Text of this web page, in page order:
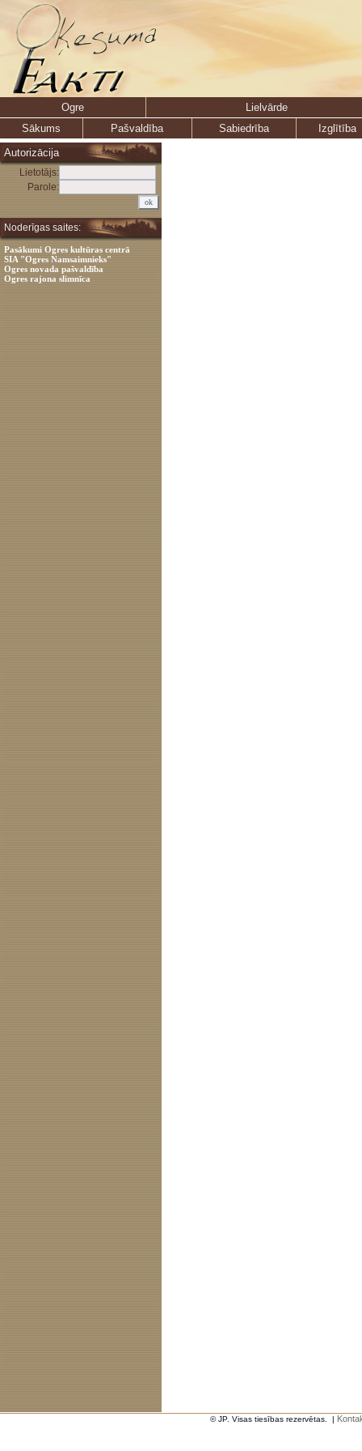
Ogre
Lielvārde
Sākums
Pašvaldība Sabiedrība
Izglītība
Autorizācija
Lietotājs:
Parole:
Noderīgas saites:
Pasākumi Ogres kultūras centrā
SIA "Ogres Namsaimnieks"
Ogres novada pašvaldība
Ogres rajona slimnīca
© JP. Visas tiesības rezervētas. |